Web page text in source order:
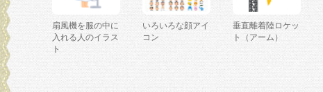
扇風機を服の中に
入れる人のイラス
ト
いろいろな顔アイ
コン
垂直離着陸ロケッ
ト（アーム）